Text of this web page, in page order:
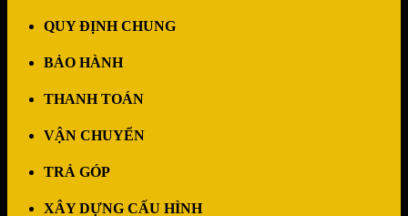
QUY ĐỊNH CHUNG
BẢO HÀNH
THANH TOÁN
VẬN CHUYỂN
TRẢ GÓP
XÂY DỰNG CẤU HÌNH